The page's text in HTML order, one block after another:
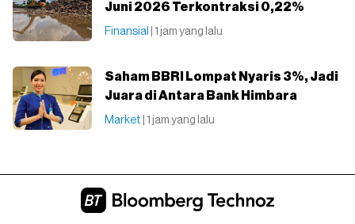
Juni 2026 Terkontraksi 0,22%
Finansial | 1 jam yang lalu
Saham BBRI Lompat Nyaris 3%, Jadi
Juara di Antara Bank Himbara
Market | 1 jam yang lalu